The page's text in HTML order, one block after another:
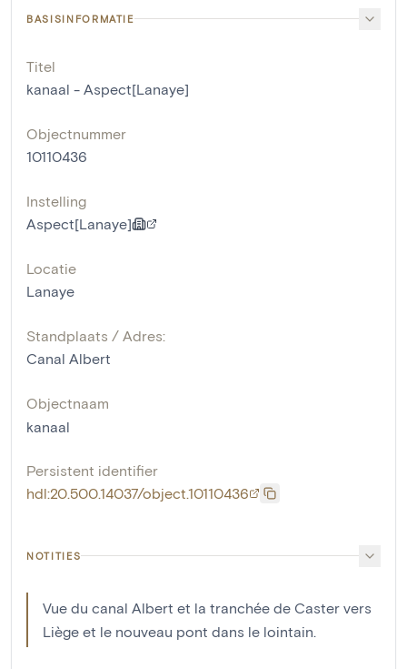
BASISINFORMATIE
Titel
kanaal - Aspect[Lanaye]
Objectnummer
10110436
Instelling
Aspect[Lanaye]
Locatie
Lanaye
Standplaats / Adres:
Canal Albert
Objectnaam
kanaal
Persistent identifier
hdl:20.500.14037/object.10110436
NOTITIES
Vue du canal Albert et la tranchée de Caster vers
Liège et le nouveau pont dans le lointain.